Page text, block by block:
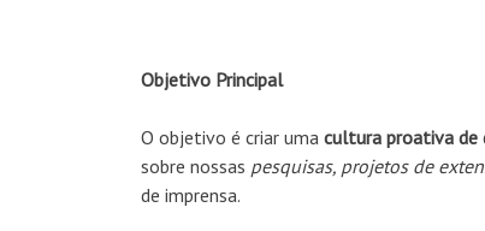
Objetivo Principal
O objetivo é criar uma cultura proativa de
sobre nossas pesquisas, projetos de
de imprensa.